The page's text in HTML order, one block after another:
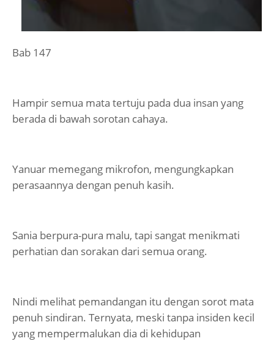
Bab 147
Hampir semua mata tertuju pada dua insan yang
berada di bawah sorotan cahaya.
Yanuar memegang mikrofon, mengungkapkan
perasaannya dengan penuh kasih.
Sania berpura-pura malu, tapi sangat menikmati
perhatian dan sorakan dari semua orang.
Nindi melihat pemandangan itu dengan sorot mata
penuh sindiran. Ternyata, meski tanpa insiden kecil
yang mempermalukan dia di kehidupan